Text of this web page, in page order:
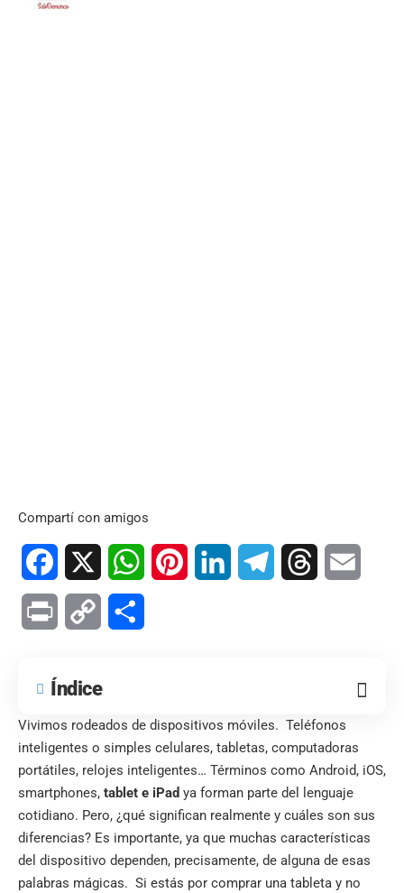
Compartí con amigos
Facebook WhatsAppPinterest LinkedIn TelegramThreads
Print Copy
Índice
Vivimos rodeados de dispositivos móviles. Teléfonos
inteligentes o simples celulares, tabletas, computadoras
portátiles, relojes inteligentes… Términos como Android, iOS,
smartphones, tablet e iPad ya forman parte del lenguaje
cotidiano. Pero, ¿qué significan realmente y cuáles son sus
diferencias? Es importante, ya que muchas características
del dispositivo dependen, precisamente, de alguna de esas
palabras mágicas. Si estás por comprar una tableta y no